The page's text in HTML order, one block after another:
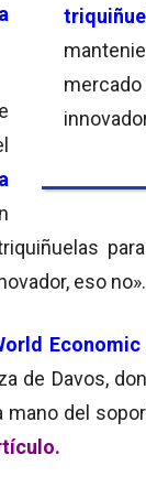
mercado
eso no».
Economic
de Davos,
del